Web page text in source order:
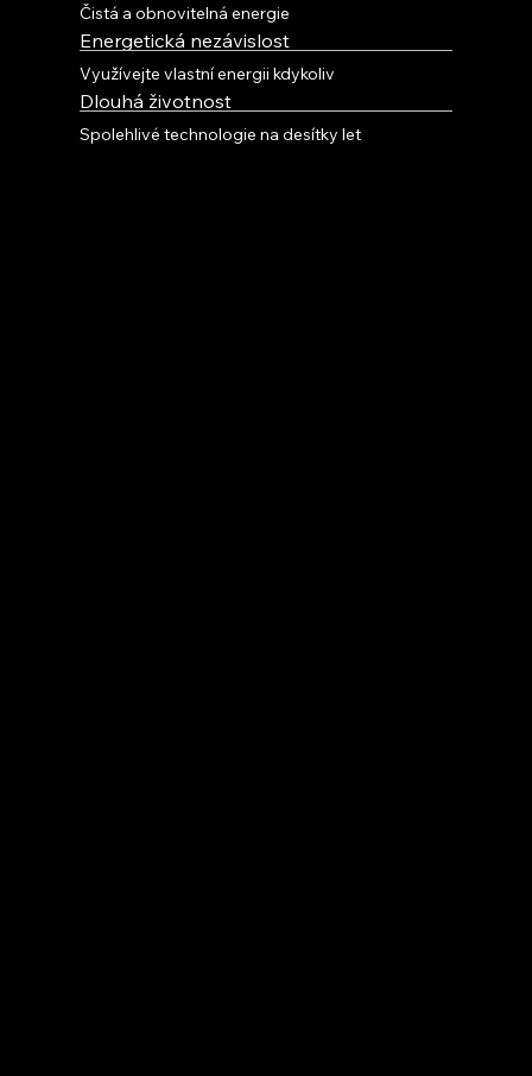
Čistá a obnovitelná energie
Energetická nezávislost
Využívejte vlastní energii kdykoliv
Dlouhá životnost
Spolehlivé technologie na desítky let